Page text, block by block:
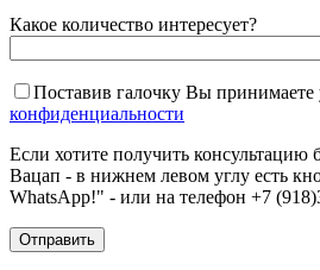
Какое количество интересует?
Поставив галочку Вы принимаете
конфиденциальности
Если хотите получить
Вацап - в нижнем левом углу есть
WhatsApp!" - или на телефон +7